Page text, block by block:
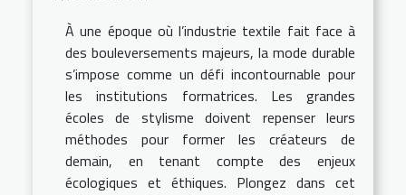
À une époque où l’industrie textile fait face à
des bouleversements majeurs, la mode durable
s’impose comme un défi incontournable pour
les institutions formatrices. Les grandes
écoles de stylisme doivent repenser leurs
méthodes pour former les créateurs de
demain, en tenant compte des enjeux
écologiques et éthiques. Plongez dans cet